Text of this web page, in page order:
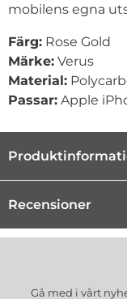
mobilens egna
Färg: Rose Gold
Märke: Verus
Material:
Passar: Apple
Recensioner
Gå med i vårt